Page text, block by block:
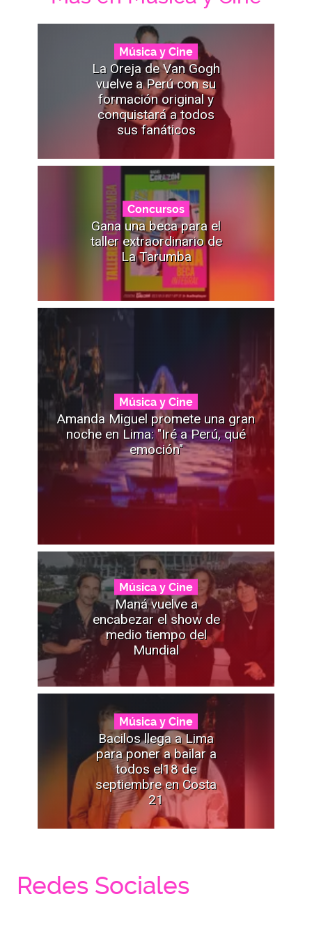
Música y Cine
La Oreja de Van Gogh
vuelve a Perú con su
formación original y
conquistará a todos
sus fanáticos
Concursos
Gana una beca para el
taller extraordinario de
La Tarumba
Música y Cine
Amanda Miguel promete una gran
noche en Lima: "Iré a Perú, qué
emoción"
Música y Cine
Maná vuelve a
encabezar el show de
medio tiempo del
Mundial
Música y Cine
Bacilos llega a Lima
para poner a bailar a
todos el18 de
septiembre en Costa
21
Redes Sociales